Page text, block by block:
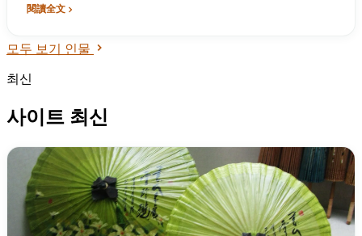
티(珍奶)를 미국 GQ 인기 영상에 등장시켰고, Adidas와 계약하여 개
閱讀全文
모두 보기 인물
최신
사이트 최신